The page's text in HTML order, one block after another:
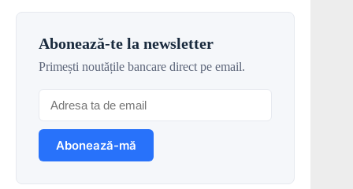
Abonează-te la newsletter
Primești noutățile bancare direct pe email.